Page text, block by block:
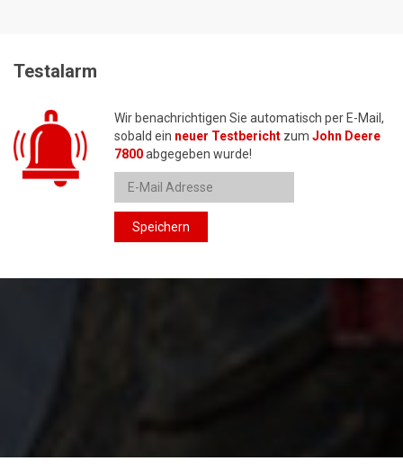
Testalarm
Wir benachrichtigen Sie automatisch per E-Mail,
sobald ein neuer Testbericht zum John Deere
7800abgegeben wurde!
Speichern